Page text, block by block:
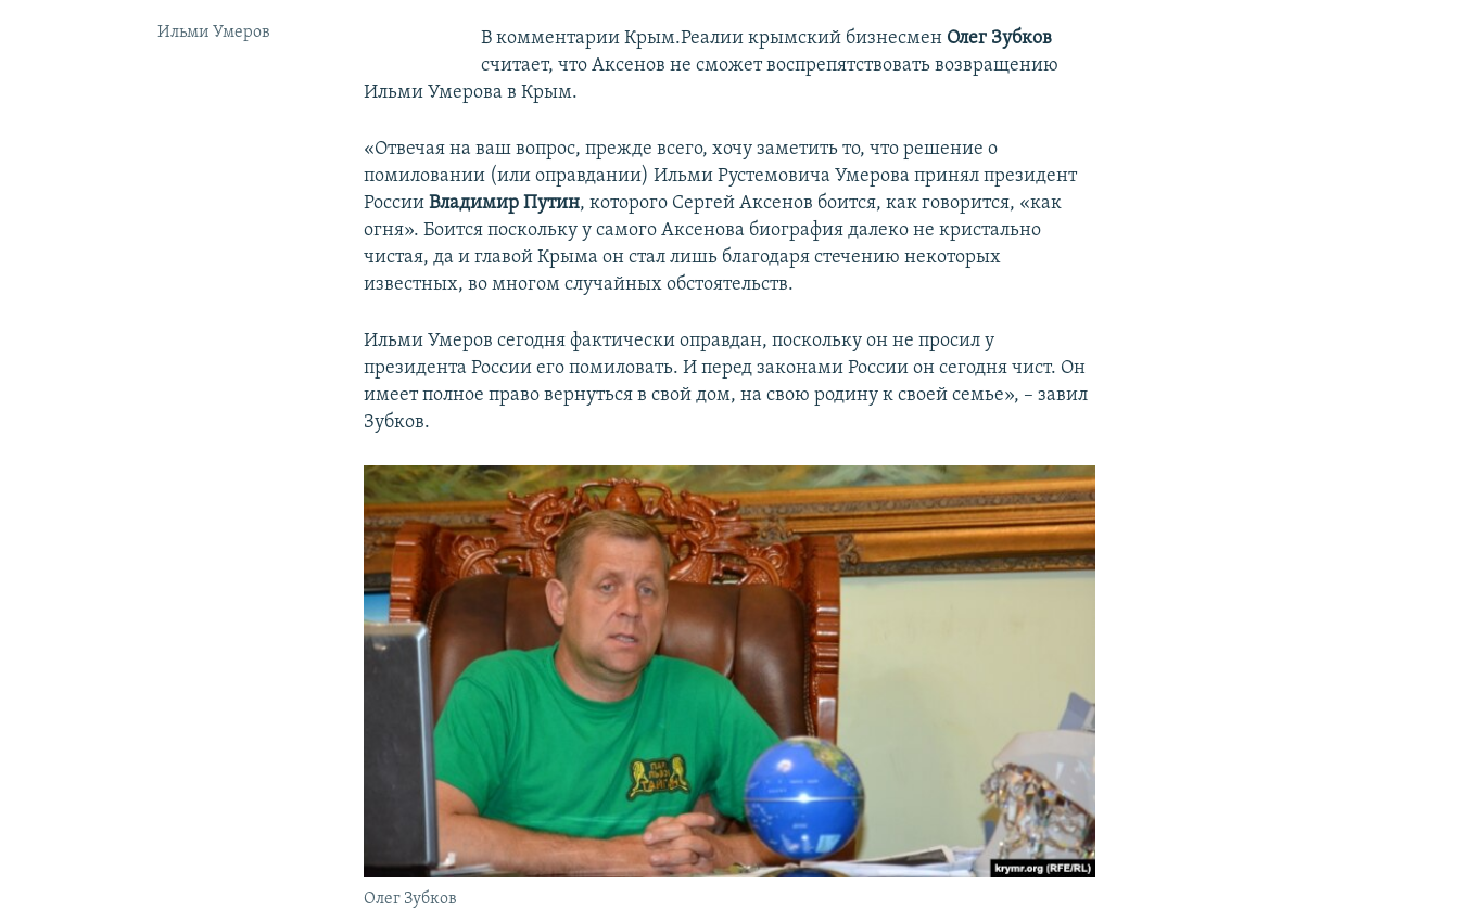
Ильми Умеров В комментарии Крым.Реалии крымский бизнесмен Олег Зубков
считает, что Аксенов не сможет воспрепятствовать возвращению
Ильми Умерова в Крым.
«Отвечая на ваш вопрос, прежде всего, хочу заметить то, что решение о
помиловании (или оправдании) Ильми Рустемовича Умерова принял президент
РоссииВладимир Путин, которого Сергей Аксенов боится, как говорится, «как
огня». Боится поскольку у самого Аксенова биография далеко не кристально
чистая, да и главой Крыма он стал лишь благодаря стечению некоторых
известных, во многом случайных обстоятельств.
Ильми Умеров сегодня фактически оправдан, поскольку он не просил у
президента России его помиловать. И перед законами России он сегодня чист. Он
имеет полное право вернуться в свой дом, на свою родину к своей семье», – завил
Зубков.
Олег Зубков